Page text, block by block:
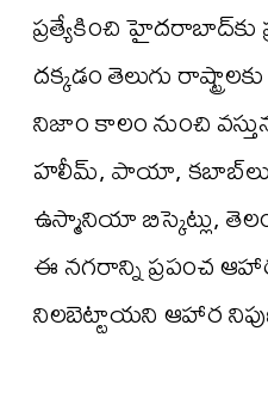
ప్రత్యేకించి హైదరాబాద్‌కు
దక్కడం తెలుగు
నిజాం కాలం నుంచి
హలీమ్, పాయా,
ఉస్మానియా బిస్కెట్లు,
ఈ నగరాన్ని ప్రపంచ
నిలబెట్టాయని ఆహార